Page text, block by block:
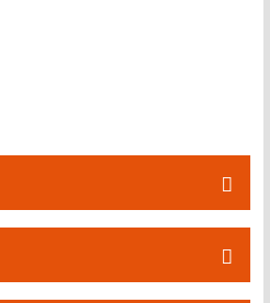
yazıcı, kremayer dişli, 45x45 sigma profil,